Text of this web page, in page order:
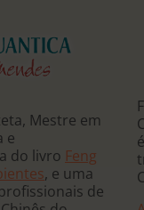
Mestre em
e
do livro Feng
, e uma
de